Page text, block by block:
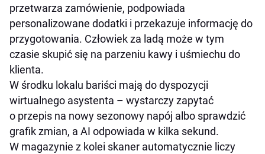
przetwarza zamówienie, podpowiada
personalizowane dodatki i przekazuje informację do
przygotowania. Człowiek za ladą może w tym
czasie skupić się na parzeniu kawy i uśmiechu do
klienta.
W środku lokalu bariści mają do dyspozycji
wirtualnego asystenta – wystarczy zapytać
o przepis na nowy sezonowy napój albo sprawdzić
grafik zmian, a AI odpowiada w kilka sekund.
W magazynie z kolei skaner automatycznie liczy